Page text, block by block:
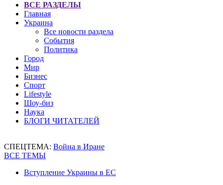
ВСЕ РАЗДЕЛЫ
Главная
Украина
Все новости раздела
События
Политика
Город
Мир
Бизнес
Спорт
Lifestyle
Шоу-биз
Наука
БЛОГИ ЧИТАТЕЛЕЙ
СПЕЦТЕМА: Война в Иране
ВСЕ ТЕМЫ
Вступление Украины в ЕС